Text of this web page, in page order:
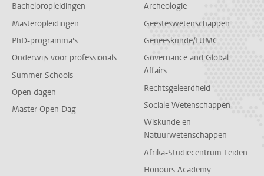
Bacheloropleidingen
Masteropleidingen
PhD-programma's
Onderwijs voor professionals
Summer Schools
Open dagen
Master Open Dag
Archeologie
Geesteswetenschappen
Geneeskunde/LUMC
Governance and Global
Affairs
Rechtsgeleerdheid
Sociale Wetenschappen
Wiskunde en
Natuurwetenschappen
Afrika-Studiecentrum Leiden
Honours Academy